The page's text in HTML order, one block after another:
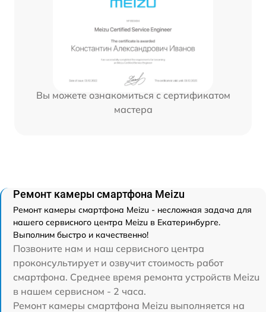
Вы можете ознакомиться с сертификатом
мастера
Ремонт камеры смартфона Meizu
Ремонт камеры смартфона Meizu - несложная задача для
нашего сервисного центра Meizu в Екатеринбурге.
Выполним быстро и качественно!
Позвоните нам и наш сервисного центра
проконсультирует и озвучит стоимость работ
смартфона. Среднее время ремонта устройств Meizu
в нашем сервисном - 2 часа.
Ремонт камеры смартфона Meizu выполняется на